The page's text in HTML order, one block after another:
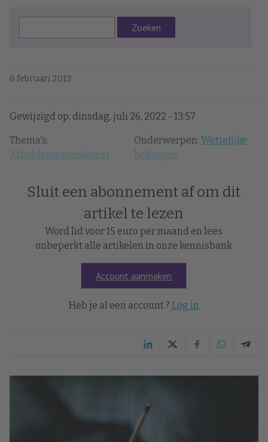
Zoeken
6 februari 2013
Gewijzigd op: dinsdag, juli 26, 2022 - 13:57
Thema's:
Arbeidsovereenkomst
Onderwerpen: Wettelijke
bedingen
Sluit een abonnement af om dit
artikel te lezen
Word lid voor 15 euro per maand en lees
onbeperkt alle artikelen in onze kennisbank
Account aanmaken
Heb je al een account ? Log in